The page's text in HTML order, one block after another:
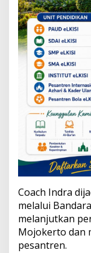
Coach Indra
melalui
melanjutkan
Mojokerto dan
pesantren.